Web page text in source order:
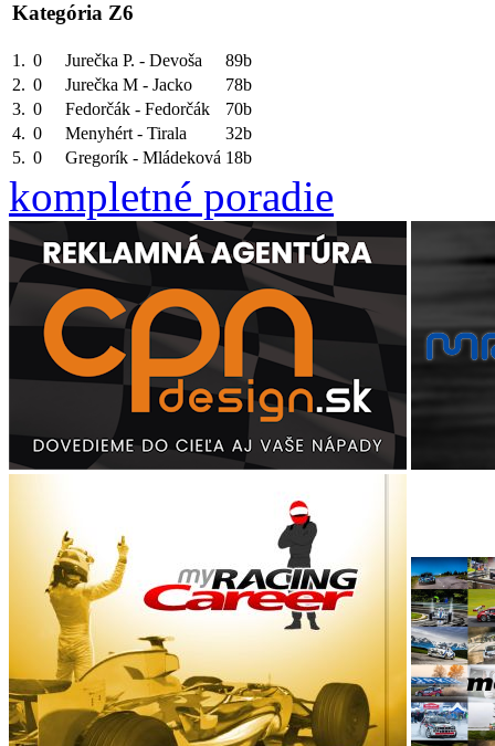
Kategória Z6
1. 0 Jurečka P. - Devoša
89b
2. 0 Jurečka M - Jacko
78b
3. 0 Fedorčák - Fedorčák
70b
4. 0 Menyhért - Tirala
32b
5. 0 Gregorík - Mládeková 18b
kompletné poradie